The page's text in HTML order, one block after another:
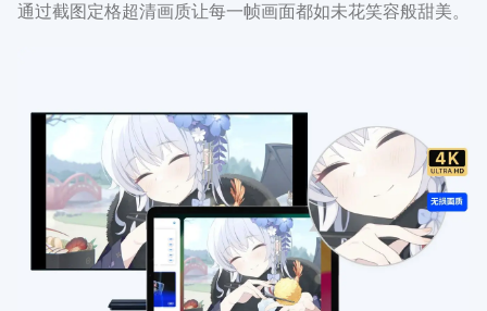
通过截图定格超清画质让每一帧画面都如未花笑容般甜美。